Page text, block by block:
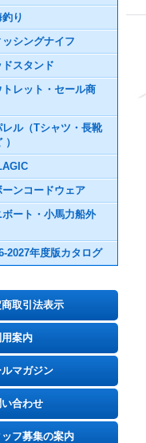
り
ッシングナイフ
ドスタンド
トレット・セール商
レル（Tシャツ・長靴
ーンコードウェア
ボート・小馬力船外
2027年度版カタログ
取引法表示
案内
ルマガジン
い合わせ
ッフ募集の案内